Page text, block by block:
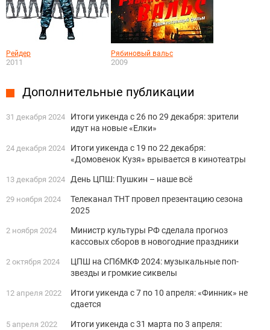
Рейдер
2011
Рябиновый вальс
2009
Дополнительные публикации
31 декабря 2024
Итоги уикенда с 26 по 29 декабря: зрители
идут на новые «Елки»
24 декабря 2024
Итоги уикенда с 19 по 22 декабря:
«Домовенок Кузя» врывается в кинотеатры
13 декабря 2024 День ЦПШ: Пушкин – наше всё
29 ноября 2024
Телеканал ТНТ провел презентацию сезона
2025
2 ноября 2024
Министр культуры РФ сделала прогноз
кассовых сборов в новогодние праздники
2 октября 2024
ЦПШ на СПбМКФ 2024: музыкальные поп-
звезды и громкие сиквелы
12 апреля 2022
Итоги уикенда с 7 по 10 апреля: «Финник» не
сдается
5 апреля 2022
Итоги уикенда с 31 марта по 3 апреля: